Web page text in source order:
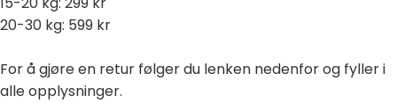
20-30 kg: 599 kr
For å gjøre en retur følger du lenken nedenfor og fyller i
alle opplysninger.